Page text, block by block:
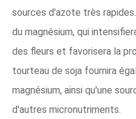
sources d'azote très
du magnésium, qui
des fleurs et favorisera la
tourteau de soja fournira
magnésium, ainsi qu'une
d'autres micronutriments.